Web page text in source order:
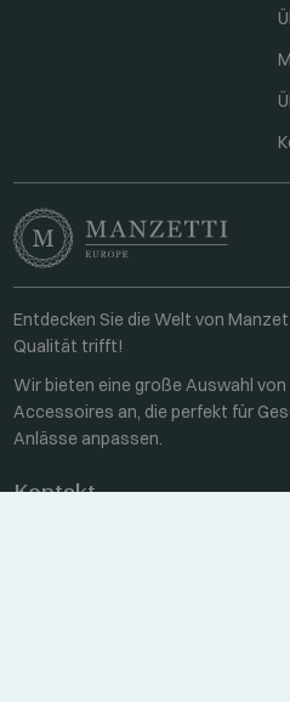
Entdecken Sie die Welt von
Qualität trifft!
Wir bieten eine große Auswahl
Accessoires an, die perfekt für
Anlässe anpassen.
Kontakt